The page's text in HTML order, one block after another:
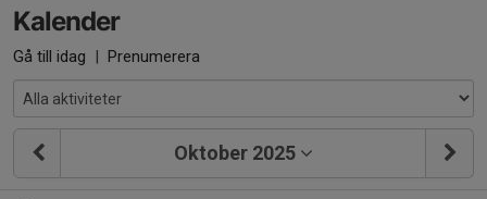
Kalender
Gå till idag | Prenumerera
Oktober 2025